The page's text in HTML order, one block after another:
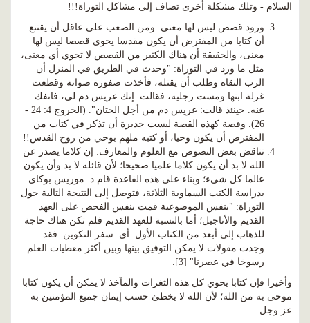
السلام - وتلك مشكلة أخرى تضاف إلى مشاكل التوراة!!!
ورود قصص ليس لها معنى: ومن الصعب على عاقل أن يقتنع
أن كتابا من المفترض أن يكون مقدسا يحوي قصصا ليس لها
معنى، والحقيقة أن هناك الكثير من القصص لا تحوي أي معنى،
مثل ما ورد في التوراة: "وحدث في الطريق في المنزل أن
الرب التقاه وطلب أن يقتله، فأخذت صفورة صوانة وقطعت
غرلة ابنها ومست رجليه، فقالت: إنك عريس دم لي، فانفك
عنه. حينئذ قالت: عريس دم من أجل الختان". (الخروج 4: 24 -
26). وقصة كهذه القصة ليست جديرة أن تذكر في كتاب من
المفترض أن يكون وحيا، أو كتبه ملهم بوحي من روح القدس!!
تناقض بعض النصوص مع العلوم والمعارف: إن كلاما يصدر عن
الله لا بد أن يكون كلاما علميا صحيحا؛ لأن قائله لا بد وأن يكون
عالما كل شيء؛ وبناء على هذه القاعدة قام د. موريس بوكاي
بدراسة الكتب السماوية الثلاثة، فتوصل إلى النتيجة التالية حول
التوراة: "بنفس الموضوعية قمت بنفس الفحص على العهد
القديم والأناجيل؛ أما بالنسبة للعهد القديم فلم تكن هناك حاجة
للذهاب إلى أبعد من الكتاب الأول. أي: سفر التكوين. فقد
وجدت مقولات لا يمكن التوفيق بينها وبين أكثر معطيات العلم
رسوخا في عصرنا" [3].
وأخيرا فإن كتابا يحوي كل هذه الثغرات والمآخذ لا يمكن أن يكون كتابا
موحى به من الله؛ لأن الله لا يخطئ حسب إيمان جميع المؤمنين به
عز وجل.